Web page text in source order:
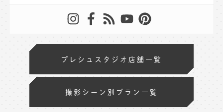
プレシュスタジオ店舗一覧
撮影シーン別プラン一覧